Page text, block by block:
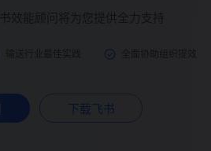
下载飞书